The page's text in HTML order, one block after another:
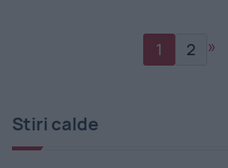
1 2 »
Stiri calde